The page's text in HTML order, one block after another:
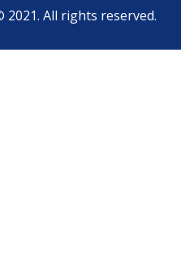
All rights reserved.